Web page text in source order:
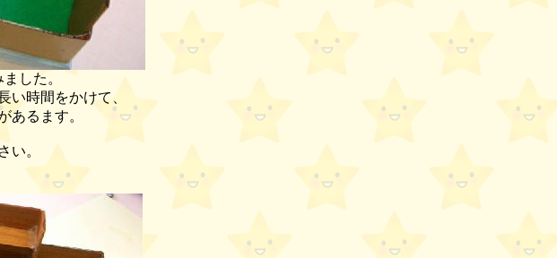
した。
い時間をかけて、
あるます。
い。